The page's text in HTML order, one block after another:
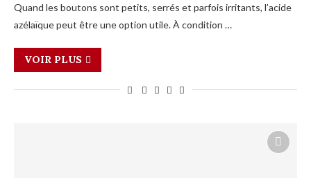
Quand les boutons sont petits, serrés et parfois irritants, l’acide
azélaïque peut être une option utile. À condition …
VOIR PLUS